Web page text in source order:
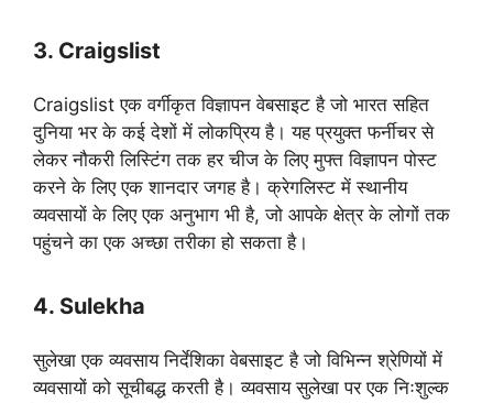
3. Craigslist
Craigslist एक वर्गीकृत विज्ञापन वेबसाइट है जो भारत सहित
दुनिया भर के कई देशों में लोकप्रिय है। यह प्रयुक्त फर्नीचर से
लेकर नौकरी लिस्टिंग तक हर चीज के लिए मुफ्त विज्ञापन पोस्ट
करने के लिए एक शानदार जगह है। क्रेगलिस्ट में स्थानीय
व्यवसायों के लिए एक अनुभाग भी है, जो आपके क्षेत्र के लोगों तक
पहुंचने का एक अच्छा तरीका हो सकता है।
4. Sulekha
सुलेखा एक व्यवसाय निर्देशिका वेबसाइट है जो विभिन्न श्रेणियों में
व्यवसायों को सूचीबद्ध करती है। व्यवसाय सुलेखा पर एक निःशुल्क